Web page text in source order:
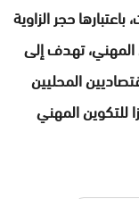
حجر الزاوية
المهني، تهدف إلى
المحليين
جهوي يتمحور حول 12 مركزا للتكوين المهني